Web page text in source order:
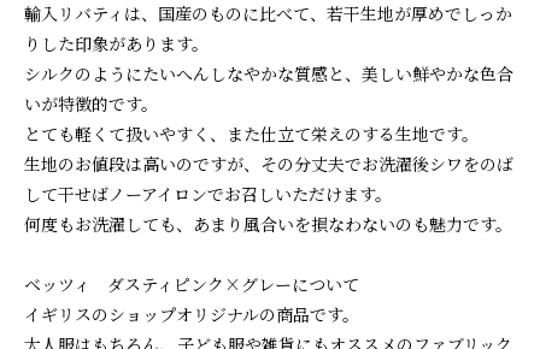
輸入リバティは、国産のものに比べて、若干生地が厚めでしっか
りした印象があります。
シルクのようにたいへんしなやかな質感と、美しい鮮やかな色合
いが特徴的です。
とても軽くて扱いやすく、また仕立て栄えのする生地です。
生地のお値段は高いのですが、その分丈夫でお洗濯後シワをのば
して干せばノーアイロンでお召しいただけます。
何度もお洗濯しても、あまり風合いを損なわないのも魅力です。
ベッツィ ダスティピンク×グレーについて
イギリスのショップオリジナルの商品です。